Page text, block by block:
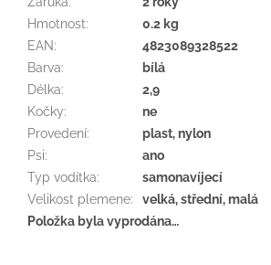
Hmotnost:
0.2 kg
EAN:
4823089328522
Barva:
bílá
Délka:
2,9
Kočky:
ne
Provedení:
plast, nylon
Psi:
ano
Typ vodítka:
samonavíjecí
Velikost plemene:
velká, střední, malá
Položka byla vyprodána…